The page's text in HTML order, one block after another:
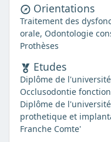
Orientations
Traitement des
orale, Odontologie
Prothèses
Etudes
Diplôme de
Occlusodontie
Diplôme de
prothetique et
Franche Comte'